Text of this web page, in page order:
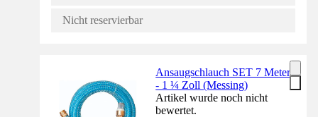
Nicht reservierbar
Ansaugschlauch SET 7 Meter
- 1 ¼ Zoll (Messing)
Artikel wurde noch nicht
bewertet.